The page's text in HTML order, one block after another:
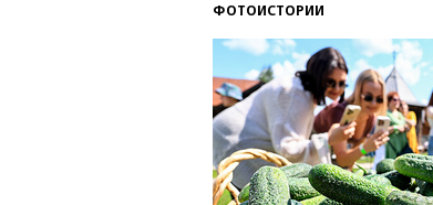
ФОТОИСТОРИИ